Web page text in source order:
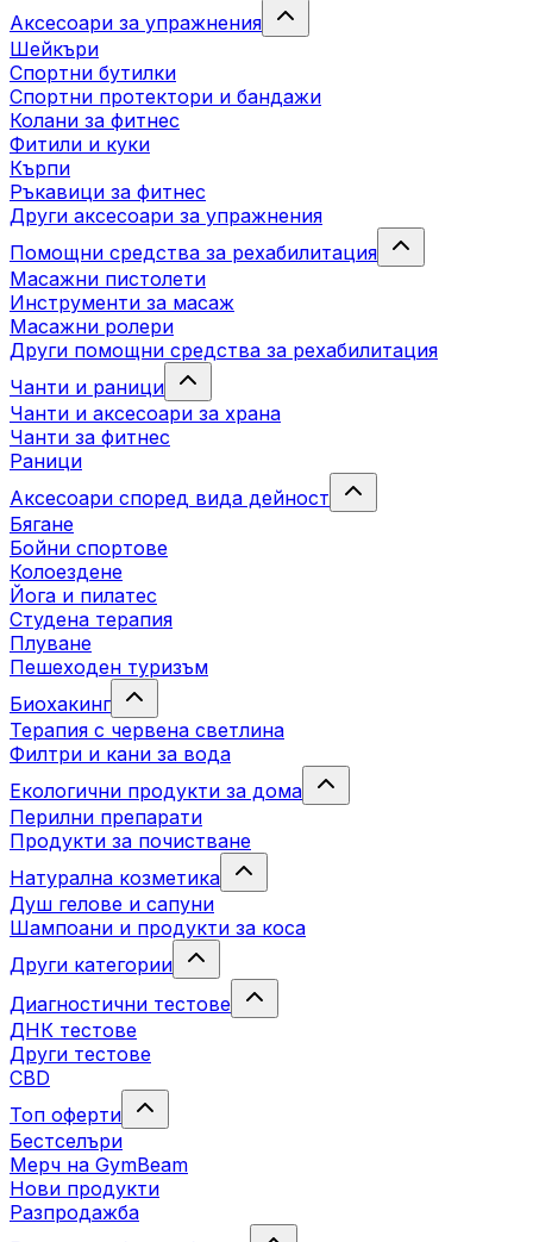
Аксесоари за упражнения
Шейкъри
Спортни бутилки
Спортни протектори и бандажи
Колани за фитнес
Фитили и куки
Кърпи
Ръкавици за фитнес
Други аксесоари за упражнения
Помощни средства за рехабилитация
Масажни пистолети
Инструменти за масаж
Масажни ролери
Други помощни средства за рехабилитация
Чанти и раници
Чанти и аксесоари за храна
Чанти за фитнес
Раници
Аксесоари според вида дейност
Бягане
Бойни спортове
Колоездене
Йога и пилатес
Студена терапия
Плуване
Пешеходен туризъм
Биохакинг
Терапия с червена светлина
Филтри и кани за вода
Екологични продукти за дома
Перилни препарати
Продукти за почистване
Натурална козметика
Душ гелове и сапуни
Шампоани и продукти за коса
Други категории
Диагностични тестове
ДНК тестове
Други тестове
CBD
Топ оферти
Бестселъри
Мерч на GymBeam
Нови продукти
Разпродажба